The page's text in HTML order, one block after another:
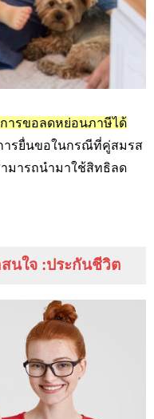
ารขอลดหย่อนภาษีได้
ารยื่นขอในกรณีที่คู่สมรส
มารถนำมาใช้สิทธิลด
นใจ :ประกันชีวิต